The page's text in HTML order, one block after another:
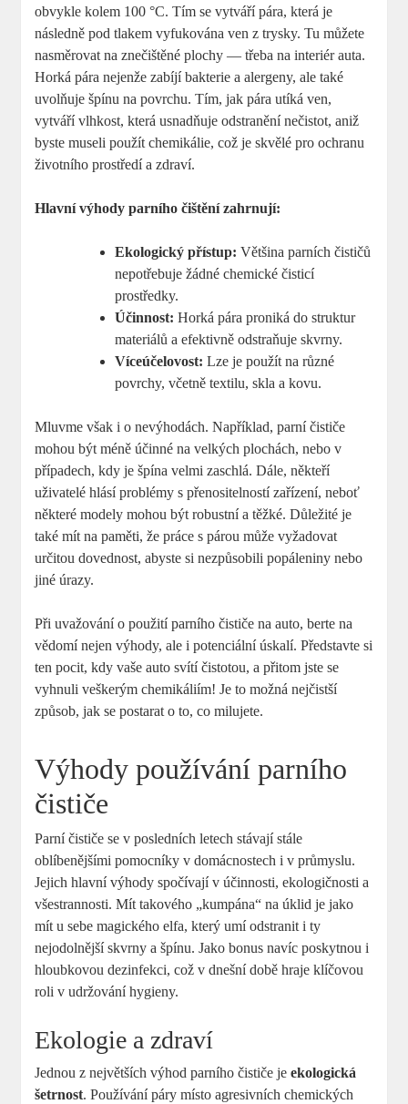
obvykle kolem 100 °C. Tím se vytváří pára, která je
následně pod tlakem vyfukována ven z trysky. Tu můžete
nasměrovat na znečištěné plochy — třeba na interiér auta.
Horká pára nejenže zabíjí bakterie a alergeny, ale také
uvolňuje špínu na povrchu. Tím, jak pára utíká ven,
vytváří vlhkost, která usnadňuje odstranění nečistot, aniž
byste museli použít chemikálie, což je skvělé pro ochranu
životního prostředí a zdraví.
Hlavní výhody parního čištění zahrnují:
Ekologický přístup: Většina parních čističů
nepotřebuje žádné chemické čisticí
prostředky.
Účinnost: Horká pára proniká do struktur
materiálů a efektivně odstraňuje skvrny.
Víceúčelovost: Lze je použít na různé
povrchy, včetně textilu, skla a kovu.
Mluvme však i o nevýhodách. Například, parní čističe
mohou být méně účinné na velkých plochách, nebo v
případech, kdy je špína velmi zaschlá. Dále, někteří
uživatelé hlásí problémy s přenositelností zařízení, neboť
některé modely mohou být robustní a těžké. Důležité je
také mít na paměti, že práce s párou může vyžadovat
určitou dovednost, abyste si nezpůsobili popáleniny nebo
jiné úrazy.
Při uvažování o použití parního čističe na auto, berte na
vědomí nejen výhody, ale i potenciální úskalí. Představte si
ten pocit, kdy vaše auto svítí čistotou, a přitom jste se
vyhnuli veškerým chemikáliím! Je to možná nejčistší
způsob, jak se postarat o to, co milujete.
Výhody používání parního
čističe
Parní čističe se v posledních letech stávají stále
oblíbenějšími pomocníky v domácnostech i v průmyslu.
Jejich hlavní výhody spočívají v účinnosti, ekologičnosti a
všestrannosti. Mít takového „kumpána“ na úklid je jako
mít u sebe magického elfa, který umí odstranit i ty
nejodolnější skvrny a špínu. Jako bonus navíc poskytnou i
hloubkovou dezinfekci, což v dnešní době hraje klíčovou
roli v udržování hygieny.
Ekologie a zdraví
Jednou z největších výhod parního čističe jeekologická
šetrnost. Používání páry místo agresivních chemických